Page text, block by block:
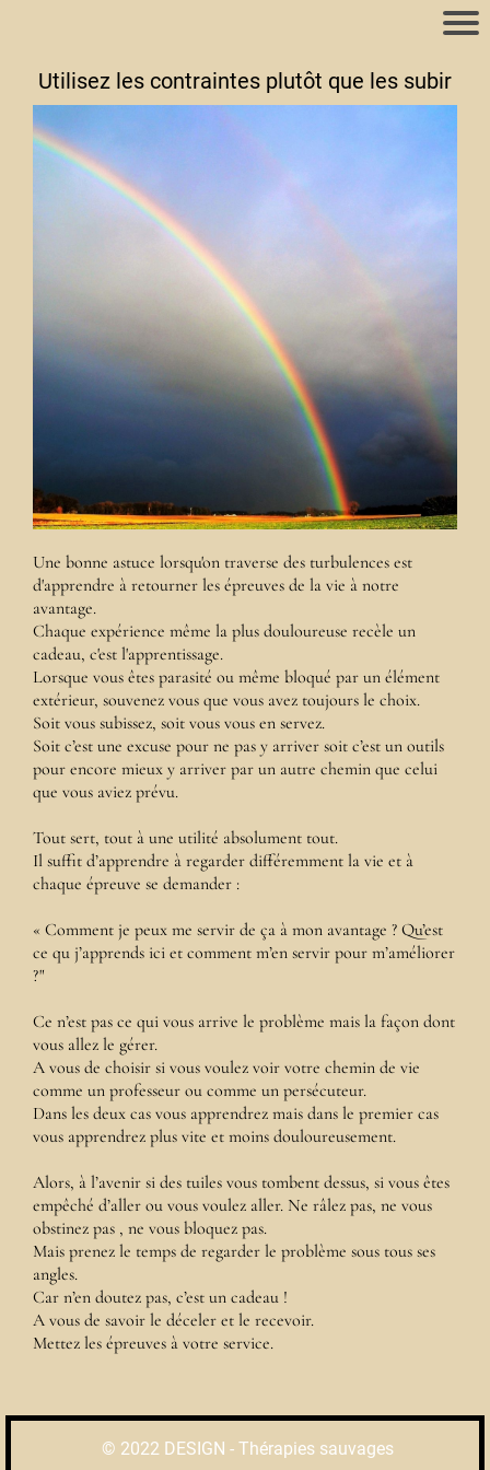
Utilisez les contraintes plutôt que les subir
Une bonne astuce lorsqu'on traverse des turbulences est
d'apprendre à retourner les épreuves de la vie à notre
avantage.
Chaque expérience même la plus douloureuse recèle un
cadeau, c'est l'apprentissage.
Lorsque vous êtes parasité ou même bloqué par un élément
extérieur, souvenez vous que vous avez toujours le choix.
Soit vous subissez, soit vous vous en servez.
Soit c’est une excuse pour ne pas y arriver soit c’est un outils
pour encore mieux y arriver par un autre chemin que celui
que vous aviez prévu.
Tout sert, tout à une utilité absolument tout.
Il suffit d’apprendre à regarder différemment la vie et à
chaque épreuve se demander :
« Comment je peux me servir de ça à mon avantage ? Qu’est
ce qu j’apprends ici et comment m’en servir pour m’améliorer
?"
Ce n’est pas ce qui vous arrive le problème mais la façon dont
vous allez le gérer.
A vous de choisir si vous voulez voir votre chemin de vie
comme un professeur ou comme un persécuteur.
Dans les deux cas vous apprendrez mais dans le premier cas
vous apprendrez plus vite et moins douloureusement.
Alors, à l’avenir si des tuiles vous tombent dessus, si vous êtes
empêché d’aller ou vous voulez aller. Ne râlez pas, ne vous
obstinez pas , ne vous bloquez pas.
Mais prenez le temps de regarder le problème sous tous ses
angles.
Car n’en doutez pas, c’est un cadeau !
A vous de savoir le déceler et le recevoir.
Mettez les épreuves à votre service.
© 2022 DESIGN - Thérapies sauvages